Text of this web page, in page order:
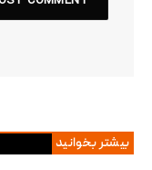
بیشتر بخوانید